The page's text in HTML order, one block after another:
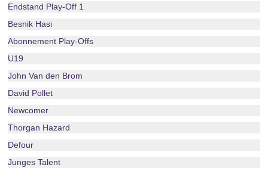
Endstand Play-Off 1
Besnik Hasi
Abonnement Play-Offs
U19
John Van den Brom
David Pollet
Newcomer
Thorgan Hazard
Defour
Junges Talent